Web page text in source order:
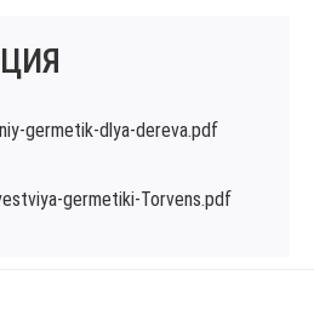
germetik-dlya-dereva.pdf
germetiki-Torvens.pdf